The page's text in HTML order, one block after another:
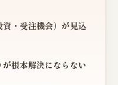
資・受注機会）が見込
が根本解決にならない